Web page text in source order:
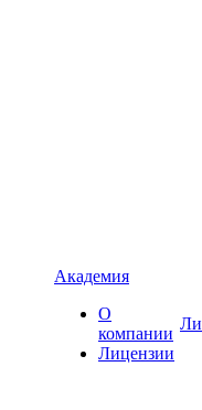
Академия
О
компании
Лицензии